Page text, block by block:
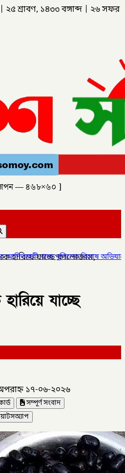
২৫ শ্রাবণ, ১৪৩৩ বঙ্গাব্দ
২৬ সফর
— ৪৬৮×৬০ ]
পুলিশের বিশেষ অভিযানে , মাদক
হারিয়ে যাচ্ছে কালোজাম,
যাচ্ছে
১৭-০৬-২০২৬
সম্পূর্ণ সংবাদ